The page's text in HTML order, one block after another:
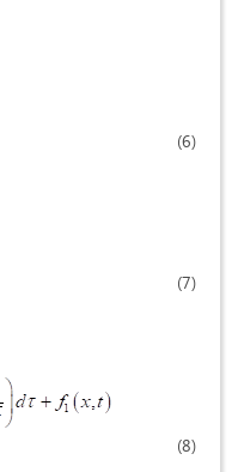
(6)
(7)
(8)